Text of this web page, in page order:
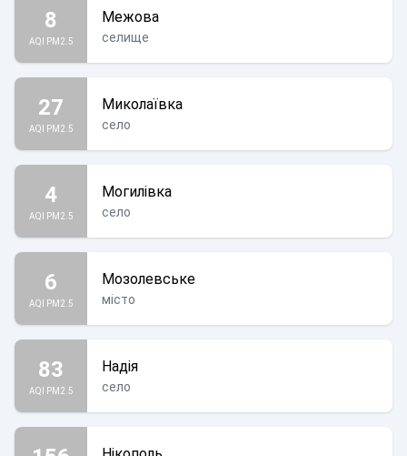
8
AQI PM2.5
Межова
селище
27
AQI PM2.5
Миколаївка
село
4
AQI PM2.5
Могилівка
село
6
AQI PM2.5
Мозолевське
місто
83
AQI PM2.5
Надія
село